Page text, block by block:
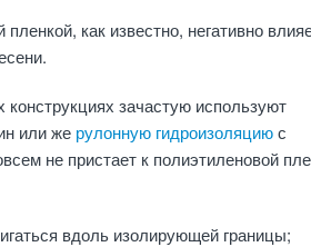
как известно, негативно
зачастую используют
или же рулонную гидроизоляциюс
не пристает к полиэтиленовой
вдоль изолирующей границы;